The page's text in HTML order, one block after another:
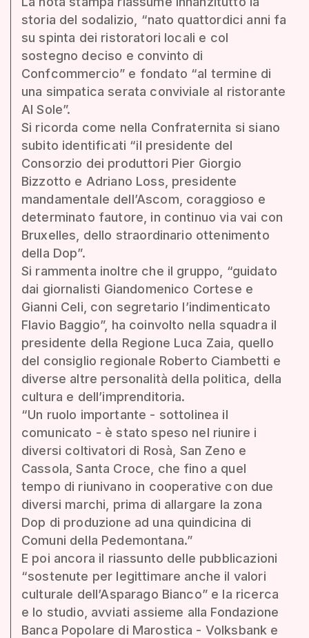
storia del sodalizio, “nato quattordici anni fa
su spinta dei ristoratori locali e col
sostegno deciso e convinto di
Confcommercio” e fondato “al termine di
una simpatica serata conviviale al ristorante
Al Sole”.
Si ricorda come nella Confraternita si siano
subito identificati “il presidente del
Consorzio dei produttori Pier Giorgio
Bizzotto e Adriano Loss, presidente
mandamentale dell’Ascom, coraggioso e
determinato fautore, in continuo via vai con
Bruxelles, dello straordinario ottenimento
della Dop”.
Si rammenta inoltre che il gruppo, “guidato
dai giornalisti Giandomenico Cortese e
Gianni Celi, con segretario l’indimenticato
Flavio Baggio”, ha coinvolto nella squadra il
presidente della Regione Luca Zaia, quello
del consiglio regionale Roberto Ciambetti e
diverse altre personalità della politica, della
cultura e dell’imprenditoria.
“Un ruolo importante - sottolinea il
comunicato - è stato speso nel riunire i
diversi coltivatori di Rosà, San Zeno e
Cassola, Santa Croce, che fino a quel
tempo di riunivano in cooperative con due
diversi marchi, prima di allargare la zona
Dop di produzione ad una quindicina di
Comuni della Pedemontana.”
E poi ancora il riassunto delle pubblicazioni
“sostenute per legittimare anche il valori
culturale dell’Asparago Bianco” e la ricerca
e lo studio, avviati assieme alla Fondazione
Banca Popolare di Marostica - Volksbank e